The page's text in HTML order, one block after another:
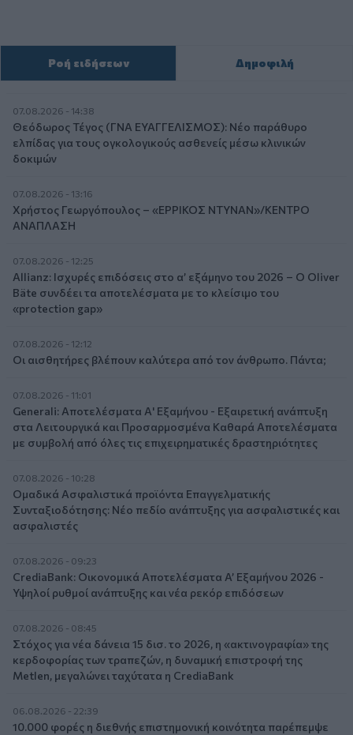
Ροή ειδήσεων Δημοφιλή
07.08.2026 - 14:38
Θεόδωρος Τέγος (ΓΝΑ ΕΥΑΓΓΕΛΙΣΜΟΣ): Νέο παράθυρο
ελπίδας για τους ογκολογικούς ασθενείς μέσω κλινικών
δοκιμών
07.08.2026 - 13:16
Χρήστος Γεωργόπουλος – «ΕΡΡΙΚΟΣ ΝΤΥΝΑΝ»/ΚΕΝΤΡΟ
ΑΝΑΠΛΑΣΗ
07.08.2026 - 12:25
Allianz: Ισχυρές επιδόσεις στο α’ εξάμηνο του 2026 – Ο Oliver
Bäte συνδέει τα αποτελέσματα με το κλείσιμο του
«protection gap»
07.08.2026 - 12:12
Οι αισθητήρες βλέπουν καλύτερα από τον άνθρωπο. Πάντα;
07.08.2026 - 11:01
Generali: Αποτελέσματα Α' Εξαμήνου - Εξαιρετική ανάπτυξη
στα Λειτουργικά και Προσαρμοσμένα Καθαρά Αποτελέσματα
με συμβολή από όλες τις επιχειρηματικές δραστηριότητες
07.08.2026 - 10:28
Ομαδικά Ασφαλιστικά προϊόντα Επαγγελματικής
Συνταξιοδότησης: Νέο πεδίο ανάπτυξης για ασφαλιστικές και
ασφαλιστές
07.08.2026 - 09:23
CrediaBank: Οικονομικά Αποτελέσματα A’ Εξαμήνου 2026 -
Υψηλοί ρυθμοί ανάπτυξης και νέα ρεκόρ επιδόσεων
07.08.2026 - 08:45
Στόχος για νέα δάνεια 15 δισ. το 2026, η «ακτινογραφία» της
κερδοφορίας των τραπεζών, η δυναμική επιστροφή της
Metlen, μεγαλώνει ταχύτατα η CrediaBank
06.08.2026 - 22:39
10.000 φορές η διεθνής επιστημονική κοινότητα παρέπεμψε